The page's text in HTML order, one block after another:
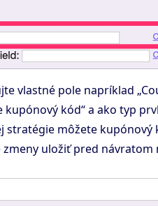
vlastné pole napríklad
kód“ a ako typ
stratégie môžete kupónový
uložiť pred